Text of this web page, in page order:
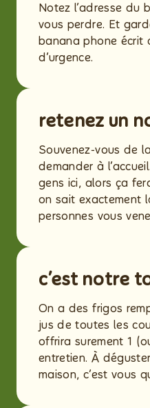
Notez l’adresse du
vous perdre. Et
banana phone écrit
d’urgence.
retenez un
Souvenez‑vous de
demander à
gens ici, alors ça
on sait exactement
personnes vous
c’est notre
On a des frigos
jus de toutes les
offrira surement 1
entretien. À
maison, c’est vous